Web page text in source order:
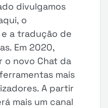
divulgamos
o
a tradução de
Em 2020,
o novo Chat da
mais
A partir
mais um canal